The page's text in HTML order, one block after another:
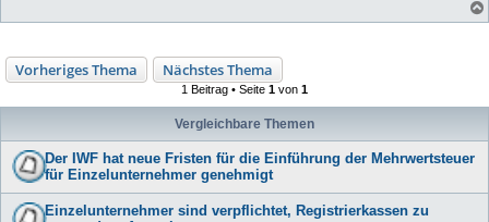
Vorheriges Thema Nächstes Thema
1 Beitrag • Seite 1 von 1
Vergleichbare Themen
Der IWF hat neue Fristen für die Einführung der Mehrwertsteuer
für Einzelunternehmer genehmigt
Einzelunternehmer sind verpflichtet, Registrierkassen zu